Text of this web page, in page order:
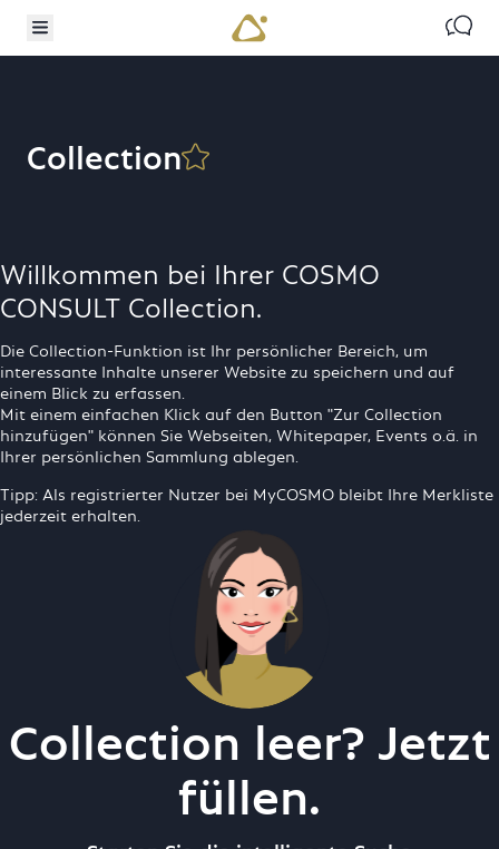
Menü umschalten
Collection
Willkommen bei Ihrer COSMO
CONSULT Collection.
Die Collection-Funktion ist Ihr persönlicher Bereich, um
interessante Inhalte unserer Website zu speichern und auf
einem Blick zu erfassen.
Mit einem einfachen Klick auf den Button "Zur Collection
hinzufügen" können Sie Webseiten, Whitepaper, Events o.ä. in
Ihrer persönlichen Sammlung ablegen.
Tipp: Als registrierter Nutzer bei MyCOSMO bleibt Ihre Merkliste
jederzeit erhalten.
Collection leer? Jetzt
füllen.